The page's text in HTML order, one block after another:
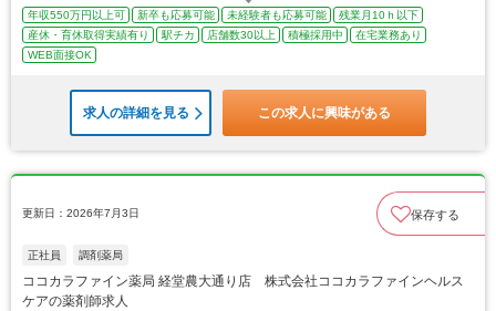
年収550万円以上可 新卒も応募可能 未経験者も応募可能
残業月10ｈ以下
産休・育休取得実績有り
駅チカ 店舗数30以上 積極採用中
在宅業務あり
WEB面接OK
求人の詳細を見る この求人に興味がある
更新日：2026年7月3日 保存する
正社員 調剤薬局
ココカラファイン薬局 経堂農大通り店 株式会社ココカラファインヘルス
ケアの薬剤師求人